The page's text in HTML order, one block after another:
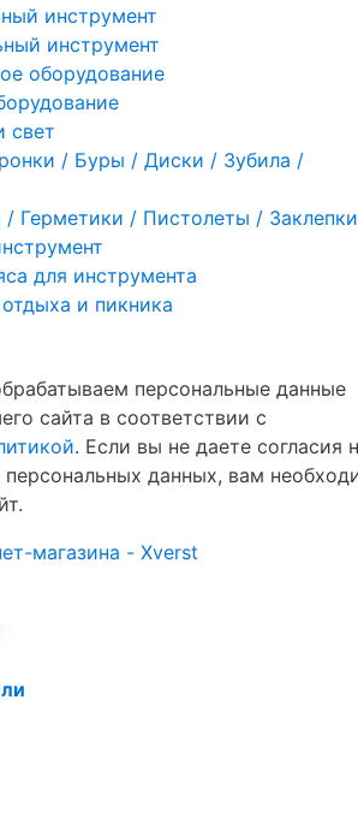
инструмент
инструмент
оборудование
свет
/ Буры / Диски / Зубила /
Герметики / Пистолеты / Заклепки
для инструмента
и пикника
персональные данные
сайта в соответствии с
. Если вы не даете согласия
персональных данных, вам
магазина - Xverst